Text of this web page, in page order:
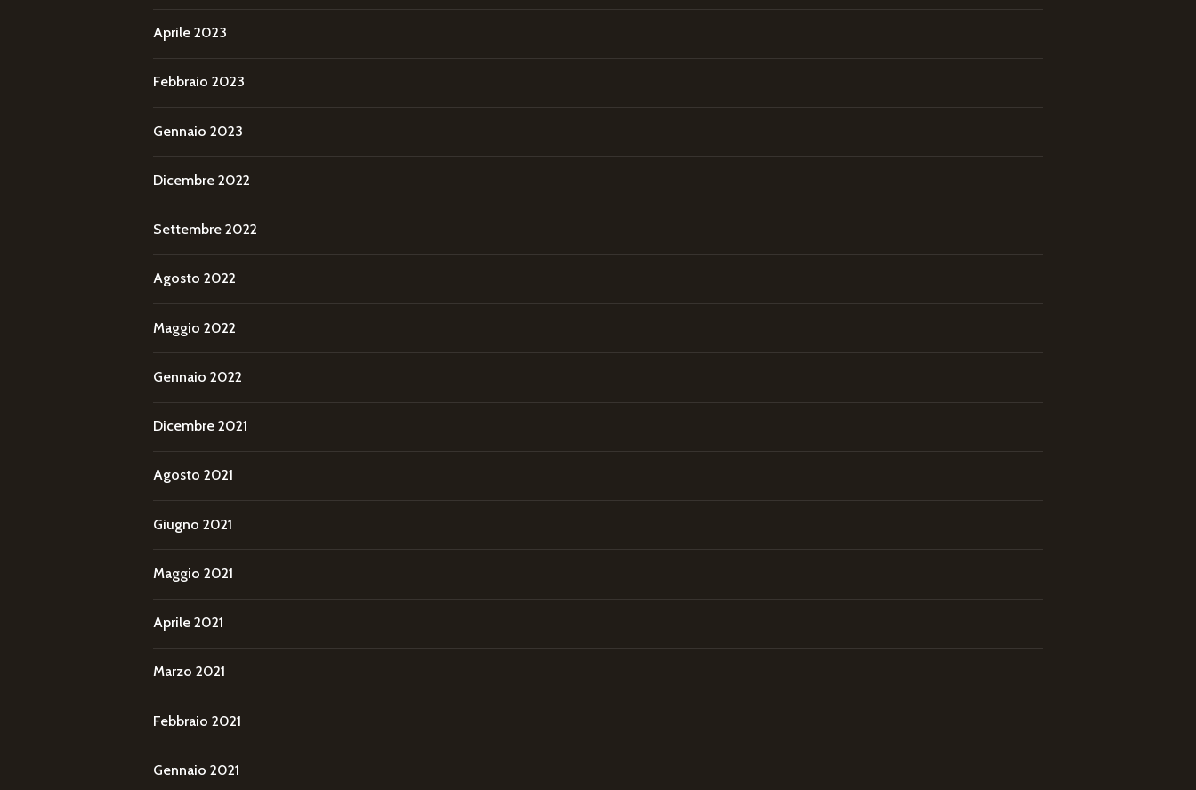
Aprile 2023
Febbraio 2023
Gennaio 2023
Dicembre 2022
Settembre 2022
Agosto 2022
Maggio 2022
Gennaio 2022
Dicembre 2021
Agosto 2021
Giugno 2021
Maggio 2021
Aprile 2021
Marzo 2021
Febbraio 2021
Gennaio 2021